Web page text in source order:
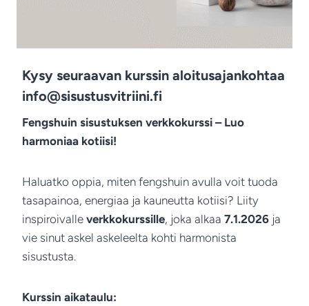
Kysy seuraavan kurssin aloitusajankohtaa
info@sisustusvitriini.fi
Fengshuin sisustuksen verkkokurssi – Luo
harmoniaa kotiisi!
Haluatko oppia, miten fengshuin avulla voit tuoda
tasapainoa, energiaa ja kauneutta kotiisi? Liity
inspiroivalle verkkokurssille, joka alkaa 7.1.2026 ja
vie sinut askel askeleelta kohti harmonista
sisustusta.
Kurssin aikataulu: